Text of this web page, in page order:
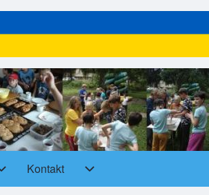
Kontakt